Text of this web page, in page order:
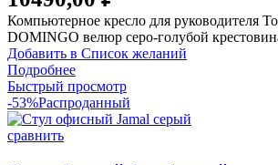
Компьютерное кресло для руководителя
DOMINGO велюр серо-голубой
Добавить в Список желаний
Подробнее
Быстрый просмотр
-53%Распроданный
сравнить